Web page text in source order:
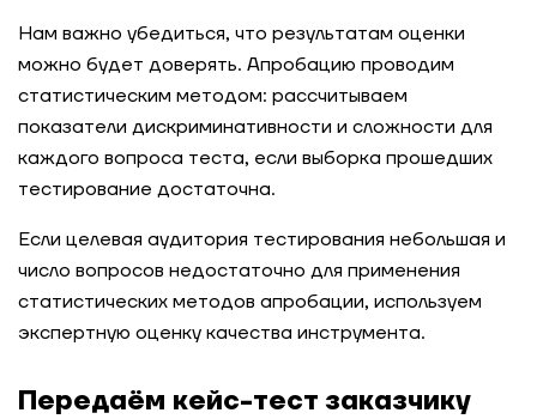
Нам важно убедиться, что результатам оценки
можно будет доверять. Апробацию проводим
статистическим методом: рассчитываем
показатели дискриминативности и сложности для
каждого вопроса теста, если выборка прошедших
тестирование достаточна.
Если целевая аудитория тестирования небольшая и
число вопросов недостаточно для применения
статистических методов апробации, используем
экспертную оценку качества инструмента.
Передаём кейс-тест заказчику